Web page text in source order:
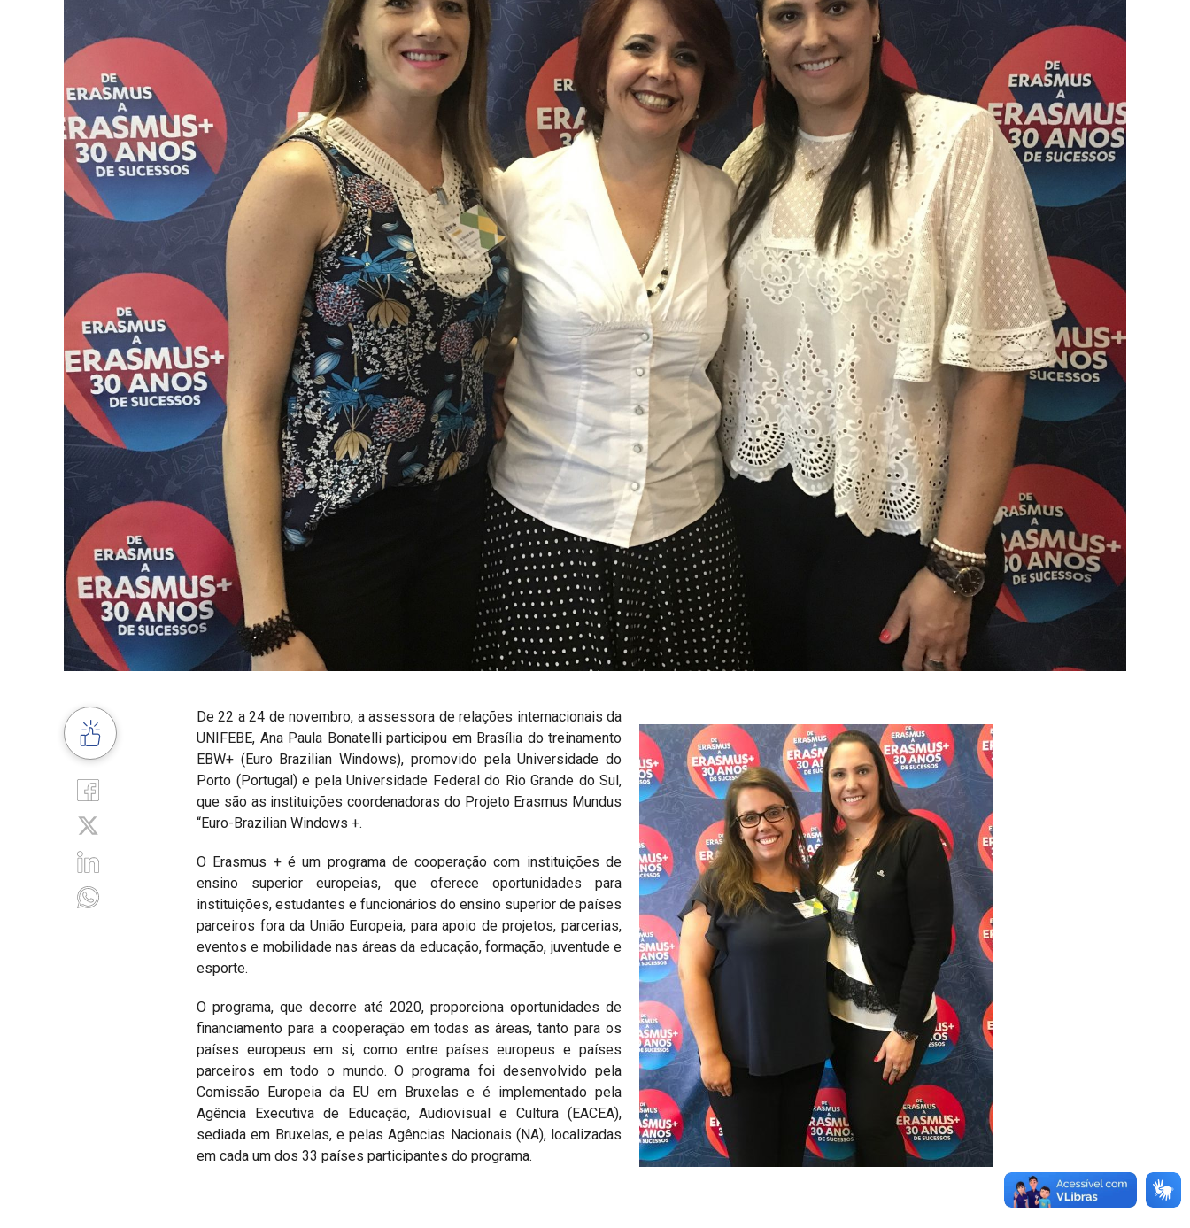
De 22 a 24 de novembro, a assessora de relações internacionais da
UNIFEBE, Ana Paula Bonatelli participou em Brasília do treinamento
EBW+ (Euro Brazilian Windows), promovido pela Universidade do
Porto (Portugal) e pela Universidade Federal do Rio Grande do Sul,
que são as instituições coordenadoras do Projeto Erasmus Mundus
“Euro-Brazilian Windows +.
O Erasmus + é um programa de cooperação com instituições de
ensino superior europeias, que oferece oportunidades para
instituições, estudantes e funcionários do ensino superior de países
parceiros fora da União Europeia, para apoio de projetos, parcerias,
eventos e mobilidade nas áreas da educação, formação, juventude e
esporte.
O programa, que decorre até 2020, proporciona oportunidades de
financiamento para a cooperação em todas as áreas, tanto para os
países europeus em si, como entre países europeus e países
parceiros em todo o mundo. O programa foi desenvolvido pela
Comissão Europeia da EU em Bruxelas e é implementado pela
Agência Executiva de Educação, Audiovisual e Cultura (EACEA),
sediada em Bruxelas, e pelas Agências Nacionais (NA), localizadas
em cada um dos 33 países participantes do programa.